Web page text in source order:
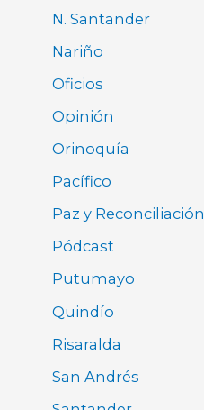
N. Santander
Nariño
Oficios
Opinión
Orinoquía
Pacífico
Paz y Reconciliación
Pódcast
Putumayo
Quindío
Risaralda
San Andrés